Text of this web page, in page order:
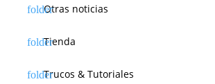
Otras noticias
Tienda
Trucos & Tutoriales